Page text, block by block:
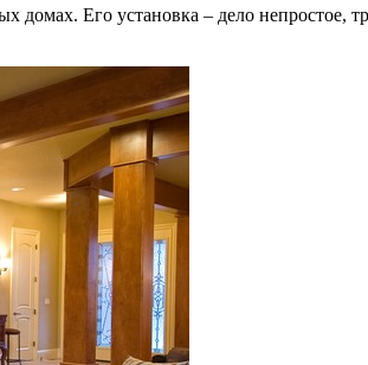
Его установка – дело непростое,